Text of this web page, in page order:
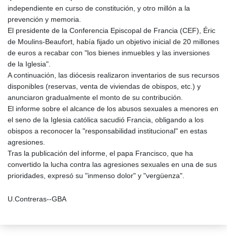
independiente en curso de constitución, y otro millón a la
prevención y memoria.
El presidente de la Conferencia Episcopal de Francia (CEF), Éric
de Moulins-Beaufort, había fijado un objetivo inicial de 20 millones
de euros a recabar con "los bienes inmuebles y las inversiones
de la Iglesia".
A continuación, las diócesis realizaron inventarios de sus recursos
disponibles (reservas, venta de viviendas de obispos, etc.) y
anunciaron gradualmente el monto de su contribución.
El informe sobre el alcance de los abusos sexuales a menores en
el seno de la Iglesia católica sacudió Francia, obligando a los
obispos a reconocer la "responsabilidad institucional" en estas
agresiones.
Tras la publicación del informe, el papa Francisco, que ha
convertido la lucha contra las agresiones sexuales en una de sus
prioridades, expresó su "inmenso dolor" y "vergüenza".
U.Contreras--GBA